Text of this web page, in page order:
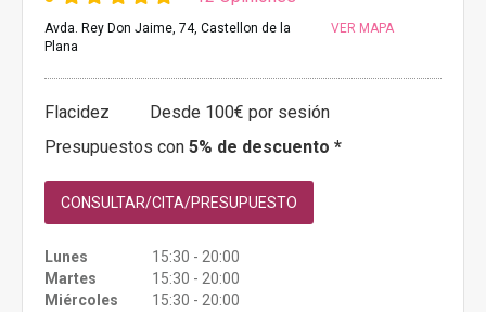
Avda. Rey Don Jaime, 74, Castellon de la
Plana
VER MAPA
Flacidez
Desde 100€ por sesión
Presupuestos con 5% de descuento *
CONSULTAR/CITA/PRESUPUESTO
Lunes
15:30 - 20:00
Martes
15:30 - 20:00
Miércoles
15:30 - 20:00